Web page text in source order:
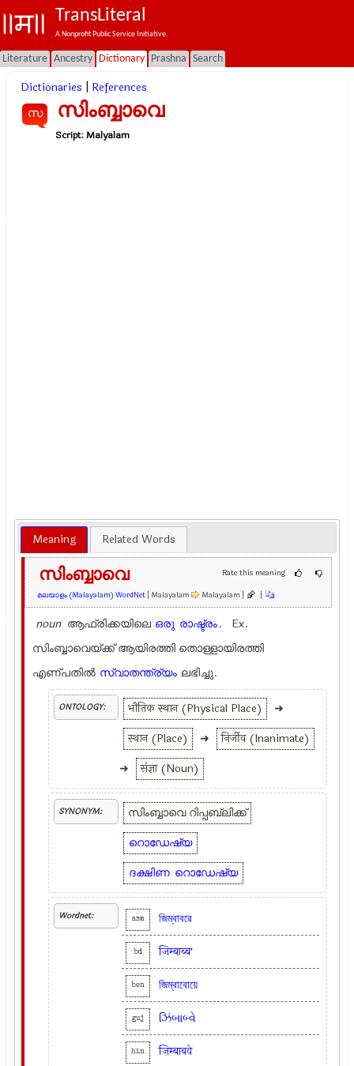
TransLiteral
A Nonprofit Public Service Initiative.
Literature Ancestry Dictionary Prashna Search
Dictionaries References
സ സിംബ്ബാവെ
Script:Malyalam
Meaning Related Words
Rate this meaning
സിംബ്ബാവെ
മലയാളം (Malayalam) WordNet | Malayalam Malayalam | |
noun ആഫ്രിക്കയിലെ ഒരു രാഷ്ട്രം. Ex.
സിംബ്ബാവെയ്ക്ക് ആയിരത്തി തൊള്ളായിരത്തി
എണ്പതില്‍ സ്വാതന്ത്ര്യം ലഭിച്ചു.
ONTOLOGY: भौतिक स्थान (Physical Place)
➜
स्थान (Place)
➜
निर्जीव (Inanimate)
➜
संज्ञा (Noun)
SYNONYM:
സിംബ്ബാവെ റിപ്പബ്ലിക്ക്
റൊഡേഷ്യ
ദക്ഷിണ റൊഡേഷ്യ
Wordnet: asm জিম্বাবৱে
bd जिम्बाब्बʼ
ben জিম্বাবোয়ে
guj ઝિંબાબ્વે
hin ज़िम्बाबवे